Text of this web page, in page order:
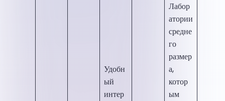
Удобн
ый
интер
Лабор
атории
средне
го
размер
а,
котор
ым